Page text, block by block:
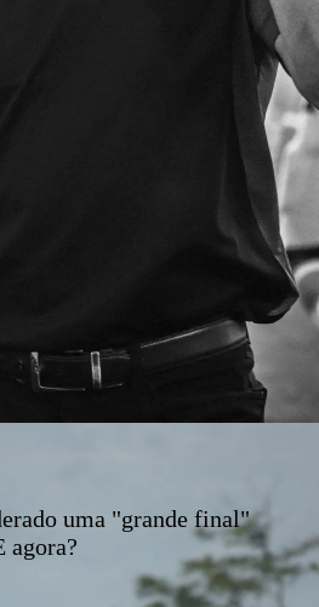
uma "grande final"
agora?